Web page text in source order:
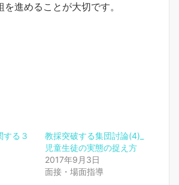
進めることが大切です。
する３
教採突破する集団討論(4)_
児童生徒の実態の捉え方
2017年9月3日
面接・場面指導